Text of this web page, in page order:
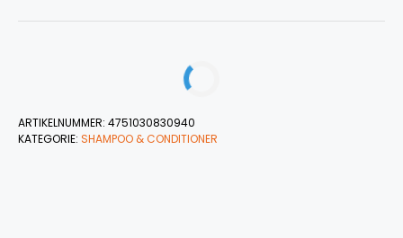
ARTIKELNUMMER: 4751030830940
KATEGORIE: SHAMPOO & CONDITIONER